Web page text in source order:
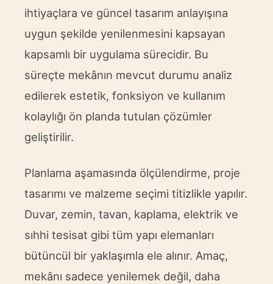
ihtiyaçlara ve güncel tasarım anlayışına
uygun şekilde yenilenmesini kapsayan
kapsamlı bir uygulama sürecidir. Bu
süreçte mekânın mevcut durumu analiz
edilerek estetik, fonksiyon ve kullanım
kolaylığı ön planda tutulan çözümler
geliştirilir.
Planlama aşamasında ölçülendirme, proje
tasarımı ve malzeme seçimi titizlikle yapılır.
Duvar, zemin, tavan, kaplama, elektrik ve
sıhhi tesisat gibi tüm yapı elemanları
bütüncül bir yaklaşımla ele alınır. Amaç,
mekânı sadece yenilemek değil, daha